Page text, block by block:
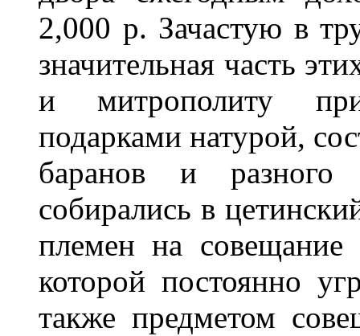
2,000 р. Зачастую в
значительная часть
и митрополиту
подарками натурой,
баранов и
собирались в
племен на совещание
которой постоянно
также предметом